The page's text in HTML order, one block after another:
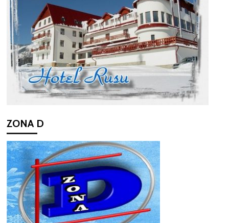
ZONA D